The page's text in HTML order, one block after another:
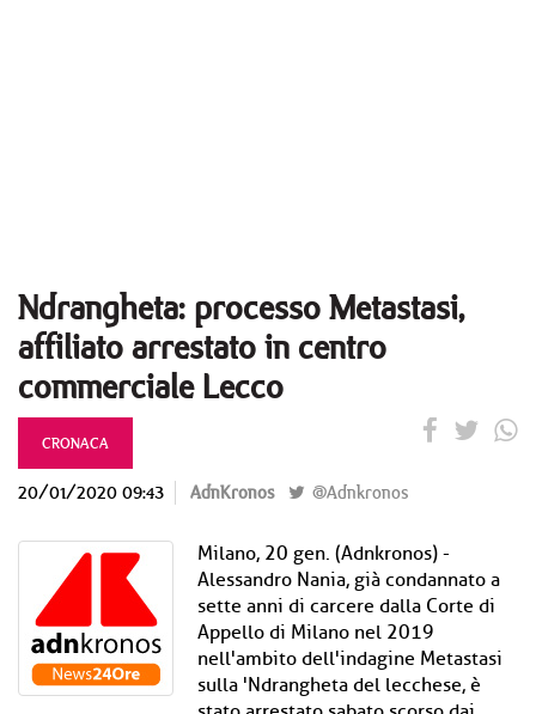
Ndrangheta: processo Metastasi,
affiliato arrestato in centro
commerciale Lecco
CRONACA
20/01/2020 09:43 AdnKronos @Adnkronos
Milano, 20 gen. (Adnkronos) -
Alessandro Nania, già condannato a
sette anni di carcere dalla Corte di
Appello di Milano nel 2019
nell'ambito dell'indagine Metastasi
sulla 'Ndrangheta del lecchese, è